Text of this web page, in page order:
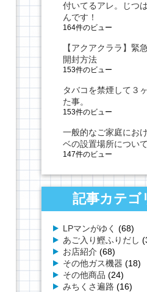
付いてるアレ。じつ
んです！
164件のビュー
【アクアクララ】緊
開封方法
153件のビュー
タバコを禁煙して３
た事。
153件のビュー
一般的なご家庭にお
ベの設置場所について
147件のビュー
記事カテゴ
LPマンがゆく (68)
あご入り鰹ふりだし
お店紹介 (68)
その他ガス機器 (18)
その他商品 (24)
みちくさ遍路 (16)